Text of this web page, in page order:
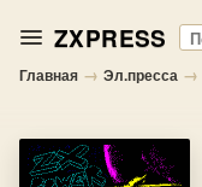
ZXPRESS
Главная → Эл.пресса →